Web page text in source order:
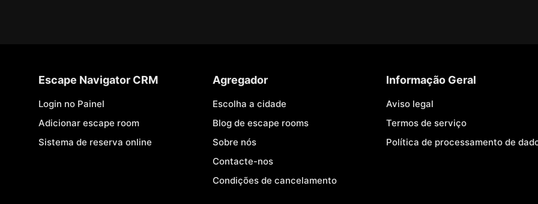
Escape Navigator CRM
Login no Painel
Adicionar escape room
Sistema de reserva online
Agregador
Escolha a cidade
Blog de escape rooms
Sobre nós
Contacte-nos
Condições de cancelamento
Informação Geral
Aviso legal
Termos de serviço
Política de processamento de